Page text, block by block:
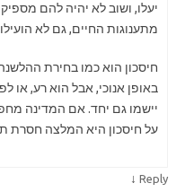
יעלו, ושוב לא יהיה להם
מתענוגות החיים, גם לא
חיסכון הוא כמו בחירת
באופן אנוכי, אבל הוא רע, או
יישמו גם יחד. אם המדינה
על חיסכון היא המלצה חסרת
Reply
↓